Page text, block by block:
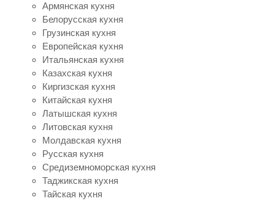
Армянская кухня
Белорусская кухня
Грузинская кухня
Европейская кухня
Итальянская кухня
Казахская кухня
Киргизская кухня
Китайская кухня
Латышская кухня
Литовская кухня
Молдавская кухня
Русская кухня
Средиземноморская кухня
Таджикская кухня
Тайская кухня